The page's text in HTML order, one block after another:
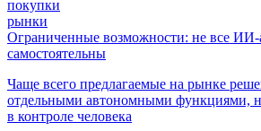
рынки
Ограниченные возможности: не все ИИ-
самостоятельны
Чаще всего предлагаемые на рынке
отдельными автономными функциями,
в контроле человека